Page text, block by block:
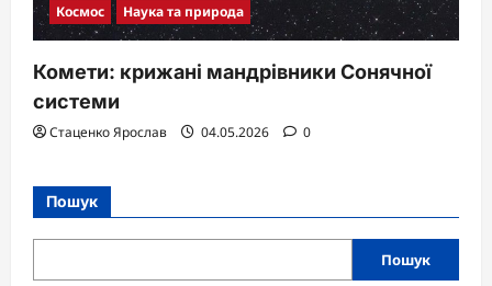
Космос Наука та природа
Комети: крижані мандрівники Сонячної
системи
Стаценко Ярослав 04.05.2026 0
Пошук
Пошук